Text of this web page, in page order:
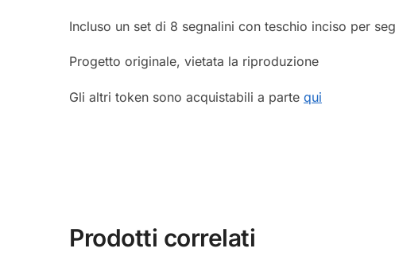
Incluso un set di 8 segnalini con teschio inciso per
Progetto originale, vietata la riproduzione
Gli altri token sono acquistabili a partequi
Prodotti correlati